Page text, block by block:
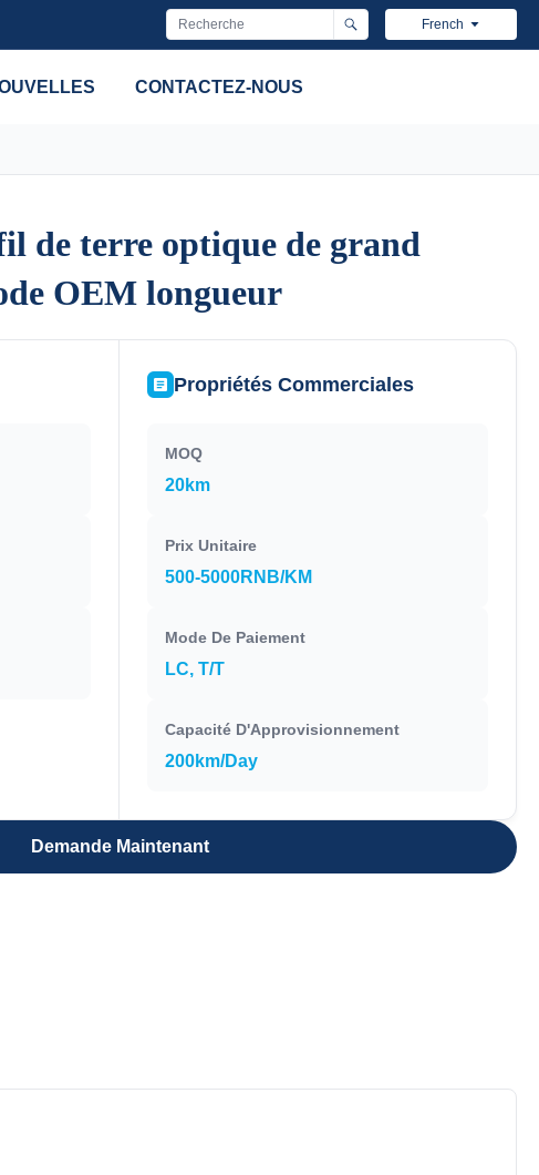
French
CONTACTEZ-NOUS
de terre optique de grand
OEM longueur
de terre optique de grand
OEM longueur
Propriétés Commerciales
MOQ
20km
Prix Unitaire
500-5000RNB/KM
Mode De Paiement
LC, T/T
Capacité D'Approvisionnement
200km/Day
Demande Maintenant